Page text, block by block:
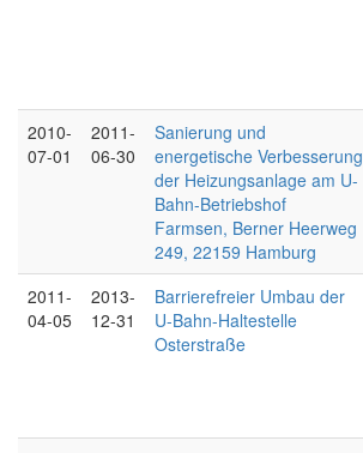
2010-
07-01
2011-
06-30
Sanierung und
energetische Verbesserung
der Heizungsanlage am U-
Bahn-Betriebshof
Farmsen, Berner Heerweg
249, 22159 Hamburg
2011-
04-05
2013-
12-31
Barrierefreier Umbau der
U-Bahn-Haltestelle
Osterstraße